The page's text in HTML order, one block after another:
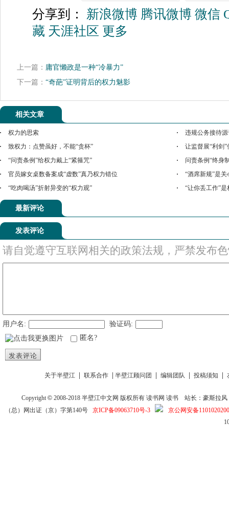
分享到： 新浪微博 腾讯微博 微信
藏 天涯社区 更多
上一篇： 庸官懒政是一种“冷暴力”
下一篇： “奇葩”证明背后的权力魅影
相关文章
权力的思索
违规公务接待源
致权力：点赞虽好，不能“贪杯”
让监督展“利剑
“问责条例”给权力戴上“紧箍咒”
问责条例“终身
官员嫁女桌数备案成“虚数”真乃权力错位
“酒席新规”是
“吃肉喝汤”折射异变的“权力观”
“让你丢工作”
最新评论
发表评论
请自觉遵守互联网相关的政策法规，严禁发布
用户名:
验证码:
匿名?
发表评论
关于半壁江 联系合作 半壁江顾问团 编辑团队 投稿须知
Copyright © 2008-2018半壁江中文网 版权所有读书网 读书
站长：豪斯拉风
（总）网出证（京）字第140号 京ICP备09063710号-3
京公网安备